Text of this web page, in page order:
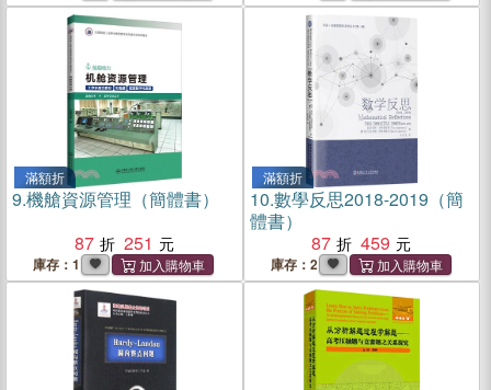
滿額折
9.機艙資源管理（簡體書）
87
251
庫存：1
滿額折
10.數學反思2018-2019（簡
體書）
87
459
庫存：2